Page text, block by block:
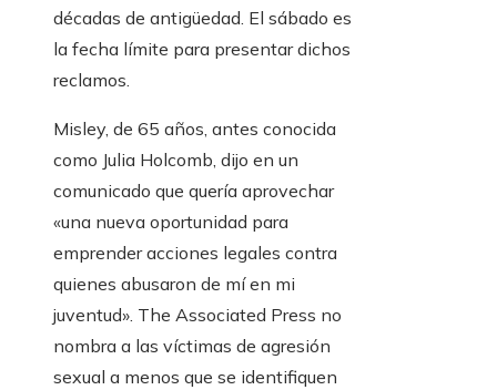
décadas de antigüedad. El sábado es
la fecha límite para presentar dichos
reclamos.
Misley, de 65 años, antes conocida
como Julia Holcomb, dijo en un
comunicado que quería aprovechar
«una nueva oportunidad para
emprender acciones legales contra
quienes abusaron de mí en mi
juventud». The Associated Press no
nombra a las víctimas de agresión
sexual a menos que se identifiquen